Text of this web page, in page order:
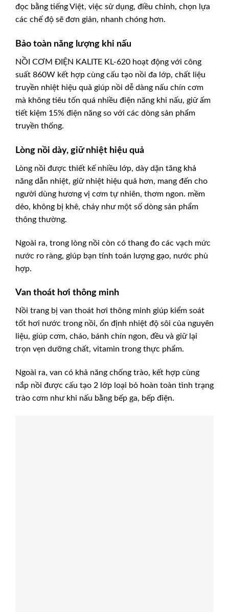
đọc bằng tiếng Việt, việc sử dụng, điều chỉnh, chọn lựa
các chế độ sẽ đơn giản, nhanh chóng hơn.
Bảo toàn năng lượng khi nấu
NỒI CƠM ĐIỆN KALITE KL-620 hoạt động với công
suất 860W kết hợp cùng cấu tạo nồi đa lớp, chất liệu
truyền nhiệt hiệu quả giúp nồi dễ dàng nấu chín cơm
mà không tiêu tốn quá nhiều điện năng khi nấu, giữ ấm
tiết kiệm 15% điện năng so với các dòng sản phẩm
truyền thống.
Lòng nồi dày, giữ nhiệt hiệu quả
Lòng nồi được thiết kế nhiều lớp, dày dặn tăng khả
năng dẫn nhiệt, giữ nhiệt hiệu quả hơn, mang đến cho
người dùng hương vị cơm tự nhiên, thơm ngon. mềm
dẻo, không bị khê, cháy như một số dòng sản phẩm
thông thường.
Ngoài ra, trong lòng nồi còn có thang đo các vạch mức
nước ro ràng, giúp bạn tính toán lượng gạo, nước phù
hợp.
Van thoát hơi thông minh
Nồi trang bị van thoát hơi thông minh giúp kiểm soát
tốt hơi nước trong nồi, ổn định nhiệt độ sôi của nguyên
liệu, giúp cơm, cháo, bánh chín ngon, đều và giữ lại
trọn vẹn dưỡng chất, vitamin trong thực phẩm.
Ngoài ra, van có khả năng chống trào, kết hợp cùng
nắp nồi được cấu tạo 2 lớp loại bỏ hoàn toàn tình trạng
trào cơm như khi nấu bằng bếp ga, bếp điện.